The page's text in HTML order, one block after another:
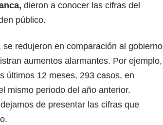
dieron a conocer las cifras del
público.
redujeron en comparación al gobierno
aumentos alarmantes. Por ejemplo,
últimos 12 meses, 293 casos, en
mismo periodo del año anterior.
de presentar las cifras que